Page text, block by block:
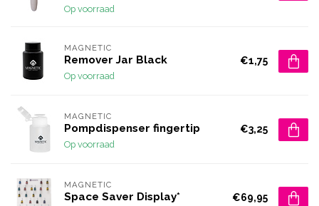
Op voorraad
MAGNETIC
Remover Jar Black
Op voorraad
€1,75
MAGNETIC
Pompdispenser fingertip
Op voorraad
€3,25
MAGNETIC
Space Saver Display* €69,95